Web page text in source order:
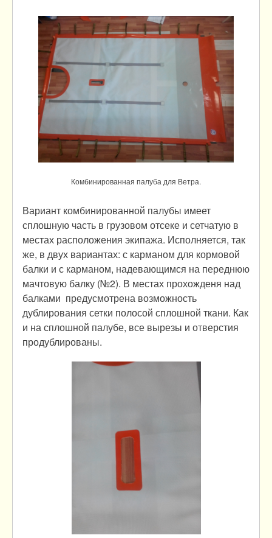
Комбинированная палуба для Ветра.
Вариант комбинированной палубы имеет
сплошную часть в грузовом отсеке и сетчатую в
местах расположения экипажа. Исполняется, так
же, в двух вариантах: с карманом для кормовой
балки и с карманом, надевающимся на переднюю
мачтовую балку (№2). В местах прохожденя над
балками предусмотрена возможность
дублирования сетки полосой сплошной ткани. Как
и на сплошной палубе, все вырезы и отверстия
продублированы.